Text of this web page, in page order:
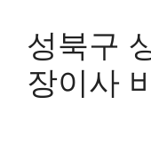
성북구
장이사